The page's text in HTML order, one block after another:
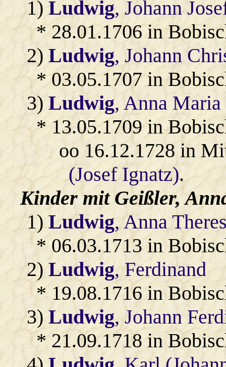
1)Ludwig, Johann
* 28.01.1706 in
2)Ludwig, Johann
* 03.05.1707 in
3)Ludwig, Anna Maria
* 13.05.1709 in
oo 16.12.1728 in
(Josef Ignatz).
Kinder mit Geißler,
1)Ludwig, Anna
* 06.03.1713 in
2)Ludwig, Ferdinand
* 19.08.1716 in
3)Ludwig, Johann
* 21.09.1718 in